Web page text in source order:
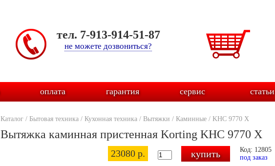
тел. 7-913-914-51-87
не можете дозвониться?
оплата гарантия сервис статьи
Каталог / Бытовая техника / Кухонная техника / Вытяжки / Каминные / KHC 9770 X
Вытяжка каминная пристенная Korting KHC 9770 X
23080 р.
Код: 12805
под заказ